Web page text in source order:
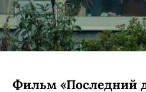
Фильм «Последний